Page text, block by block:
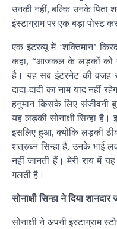
उनकी नहीं, बल्कि उनके पिता
इंस्टाग्राम पर एक बड़ा पोस्ट
एक इंटरव्यू में ‘शक्तिमान’
कहा, “आजकल के लड़कों को
है। यह सब इंटरनेट की वजह
दादा-दादी का नाम याद नहीं
हनुमान किसके लिए संजीवनी
यह लड़की सोनाक्षी सिन्हा
इसलिए हुआ, क्योंकि लड़की
शत्रुघ्न सिन्हा है, उनके भाई
नहीं जानती हैं। मेरी राय में
गलती है।
सोनाक्षी सिन्हा ने दिया शानदार
सोनाक्षी ने अपनी इंस्टाग्राम